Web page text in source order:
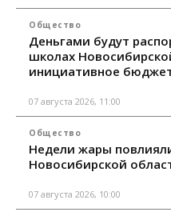
Общество
Деньгами будут
школах
инициативное
07 августа 2026, 11:00
Общество
Недели жары
Новосибирской
07 августа 2026, 10:00